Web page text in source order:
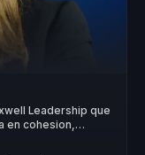
Leadership que
en cohesion,